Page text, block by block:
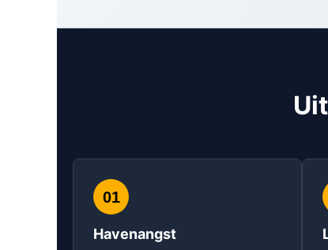
01
Havenangst